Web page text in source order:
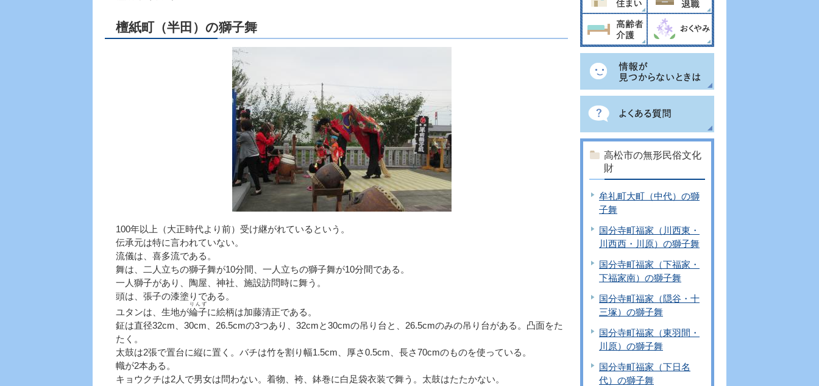
檀紙町（半田）の獅子舞
100年以上（大正時代より前）受け継がれているという。
伝承元は特に言われていない。
流儀は、喜多流である。
舞は、二人立ちの獅子舞が10分間、一人立ちの獅子舞が10分間である。
一人獅子があり、陶屋、神社、施設訪問時に舞う。
頭は、張子の漆塗りである。
ユタンは、生地が綸子
りんず
に絵柄は加藤清正である。
鉦は直径32cm、30cm、26.5cmの3つあり、32cmと30cmの吊り台と、26.5cmのみの吊り台がある。凸面をた
たく。
太鼓は2張で置台に縦に置く。バチは竹を割り幅1.5cm、厚さ0.5cm、長さ70cmのものを使っている。
幟が2本ある。
キョウクチは2人で男女は問わない。着物、袴、鉢巻に白足袋衣装で舞う。太鼓はたたかない。
高松市の無形民俗文化
財
牟礼町大町（中代）の獅
子舞
国分寺町福家（川西東・
川西西・川原）の獅子舞
国分寺町福家（下福家・
下福家南）の獅子舞
国分寺町福家（隠谷・十
三塚）の獅子舞
国分寺町福家（東羽間・
川原）の獅子舞
国分寺町福家（下日名
代）の獅子舞